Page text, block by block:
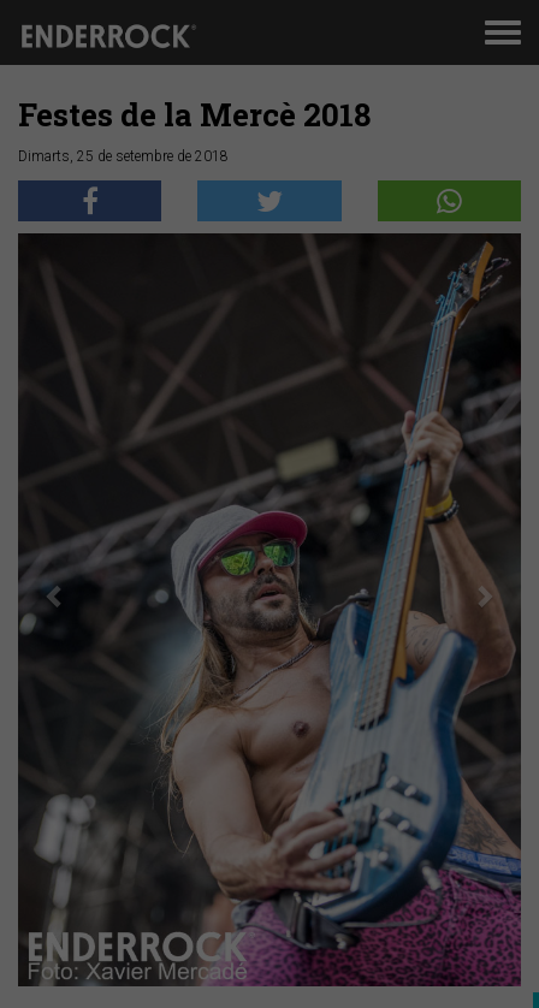
Festes de la Mercè 2018
Dimarts, 25 de setembre de 2018
Anterior